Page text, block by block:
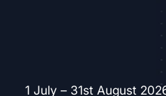
1 July – 31st August